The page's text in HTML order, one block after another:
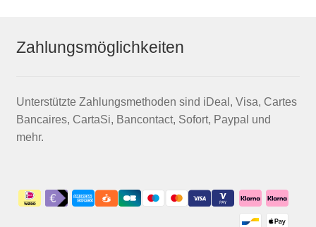
Zahlungsmöglichkeiten
Unterstützte Zahlungsmethoden sind iDeal, Visa, Cartes
Bancaires, CartaSi, Bancontact, Sofort, Paypal und
mehr.